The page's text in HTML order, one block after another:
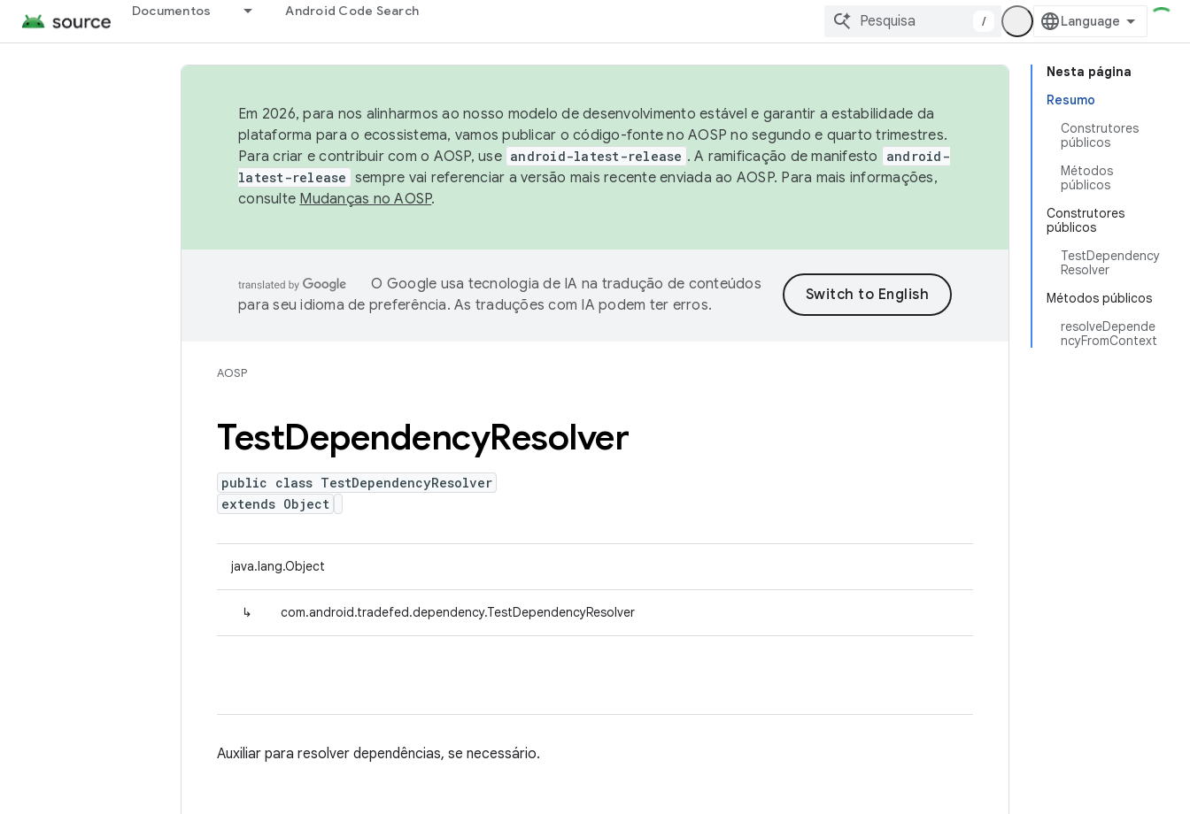
Documentos Android Code Search
/
Nesta página
Resumo
Construtores
públicos
Métodos
públicos
Construtores
públicos
TestDependency
Resolver
Métodos públicos
resolveDepende
ncyFromContext
Em 2026, para nos alinharmos ao nosso modelo de desenvolvimento estável e garantir a estabilidade da
plataforma para o ecossistema, vamos publicar o código-fonte no AOSP no segundo e quarto trimestres.
Para criar e contribuir com o AOSP, use android-latest-release . A ramificação de manifesto
android-
latest-release sempre vai referenciar a versão mais recente enviada ao AOSP. Para mais informações,
consulte Mudanças no AOSP.
O Google usa tecnologia de IA na tradução de conteúdos
para seu idioma de preferência. As traduções com IA podem ter erros.
AOSP
TestDependencyResolver
public class TestDependencyResolver
extends Object
java.lang.Object
↳ com.android.tradefed.dependency.TestDependencyResolver
Auxiliar para resolver dependências, se necessário.